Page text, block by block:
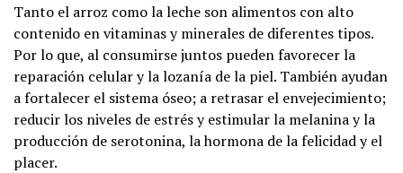
Tanto el arroz como la leche son alimentos con alto
contenido en vitaminas y minerales de diferentes tipos.
Por lo que, al consumirse juntos pueden favorecer la
reparación celular y la lozanía de la piel. También ayudan
a fortalecer el sistema óseo; a retrasar el envejecimiento;
reducir los niveles de estrés y estimular la melanina y la
producción de serotonina, la hormona de la felicidad y el
placer.